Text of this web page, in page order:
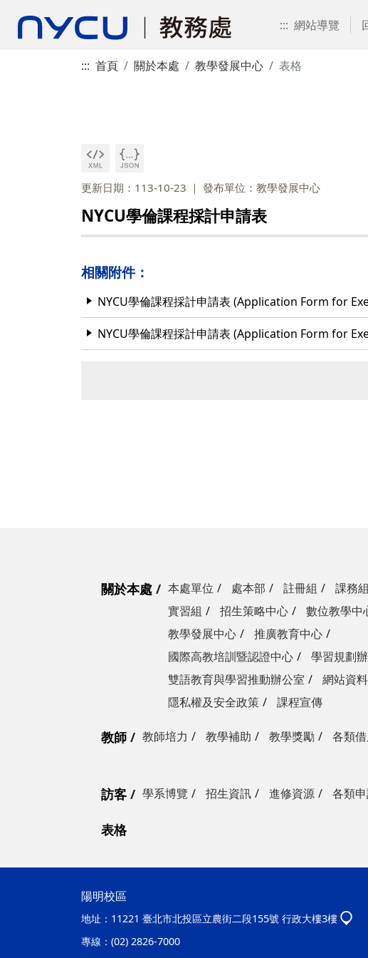
::: 網站導覽
::: 首頁 關於本處 教學發展中心 表格
更新日期：113-10-23 發布單位：教學發展中心
NYCU學倫課程採計申請表
相關附件：
NYCU學倫課程採計申請表 (Application Form for
NYCU學倫課程採計申請表 (Application Form for
關於本處 本處單位 處本部 註冊組 課務組
實習組
招生策略中心
數位教學中
教學發展中心
推廣教育中心
國際高教培訓暨認證中心
學習規劃
雙語教育與學習推動辦公室
網站資
隱私權及安全政策
課程宣傳
教師 教師培力 教學補助 教學獎勵 各類
訪客 學系博覽 招生資訊 進修資源 各類
表格
陽明校區
地址： 11221 臺北市北投區立農街二段155號 行政大樓3樓
專線： (02) 2826-7000